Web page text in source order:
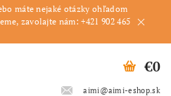
máte nejaké otázky ohľadom
zavolajte nám: +421 902 465
aimi@aimi-eshop.sk
€0